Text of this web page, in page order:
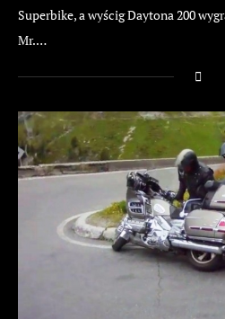
Superbike, a wyścig Daytona 200
Mr.…